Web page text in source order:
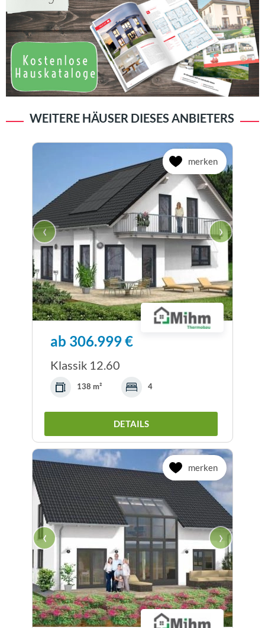
WEITERE HÄUSER DIESES ANBIETERS
merken
‹ ›
ab 306.999 €
Klassik 12.60
138 m² 4
DETAILS
merken
‹ ›